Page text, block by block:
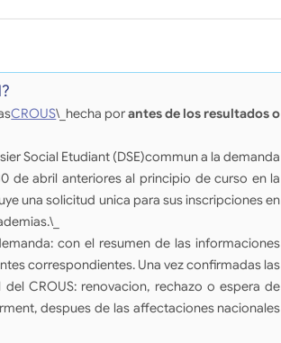
CROUS\_hecha porantes de los resultados o
Social Etudiant (DSE)commun a la demanda
de abril anteriores al principio de curso en la
una solicitud unica para sus inscripciones en
con el resumen de las informaciones
correspondientes. Una vez confirmadas las
CROUS: renovacion, rechazo o espera de
despues de las affectaciones nacionales